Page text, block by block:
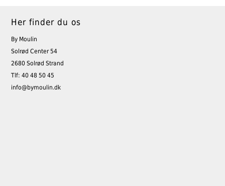
Her finder du os
By Moulin
Solrød Center 54
2680 Solrød Strand
Tlf: 40 48 50 45
info@bymoulin.dk